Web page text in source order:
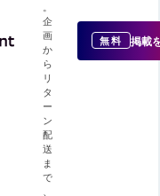
企
画
か
ら
リ
タ
ー
ン
配
送
ま
で
無料 掲載